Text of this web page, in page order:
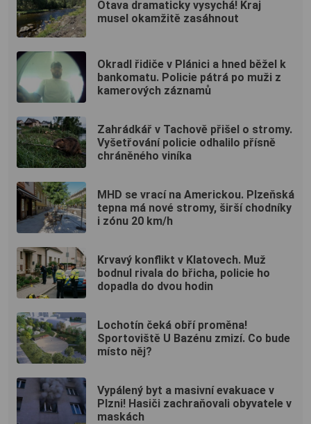
Otava dramaticky vysychá! Kraj
musel okamžitě zasáhnout
Okradl řidiče v Plánici a hned běžel k
bankomatu. Policie pátrá po muži z
kamerových záznamů
Zahrádkář v Tachově přišel o stromy.
Vyšetřování policie odhalilo přísně
chráněného viníka
MHD se vrací na Americkou. Plzeňská
tepna má nové stromy, širší chodníky
i zónu 20 km/h
Krvavý konflikt v Klatovech. Muž
bodnul rivala do břicha, policie ho
dopadla do dvou hodin
Lochotín čeká obří proměna!
Sportoviště U Bazénu zmizí. Co bude
místo něj?
Vypálený byt a masivní evakuace v
Plzni! Hasiči zachraňovali obyvatele v
maskách